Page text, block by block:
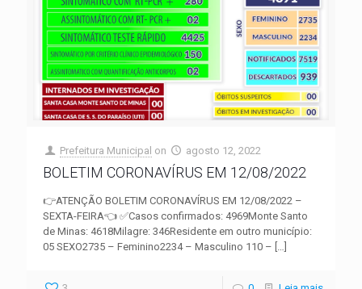
Prefeitura Municipal on agosto 12, 2022
BOLETIM CORONAVÍRUS EM 12/08/2022
👉ATENÇÃO BOLETIM CORONAVÍRUS EM 12/08/2022 –
SEXTA-FEIRA👈 ✅Casos confirmados: 4969Monte Santo
de Minas: 4618Milagre: 346Residente em outro município:
05 SEXO2735 – Feminino2234 – Masculino 110 – […]